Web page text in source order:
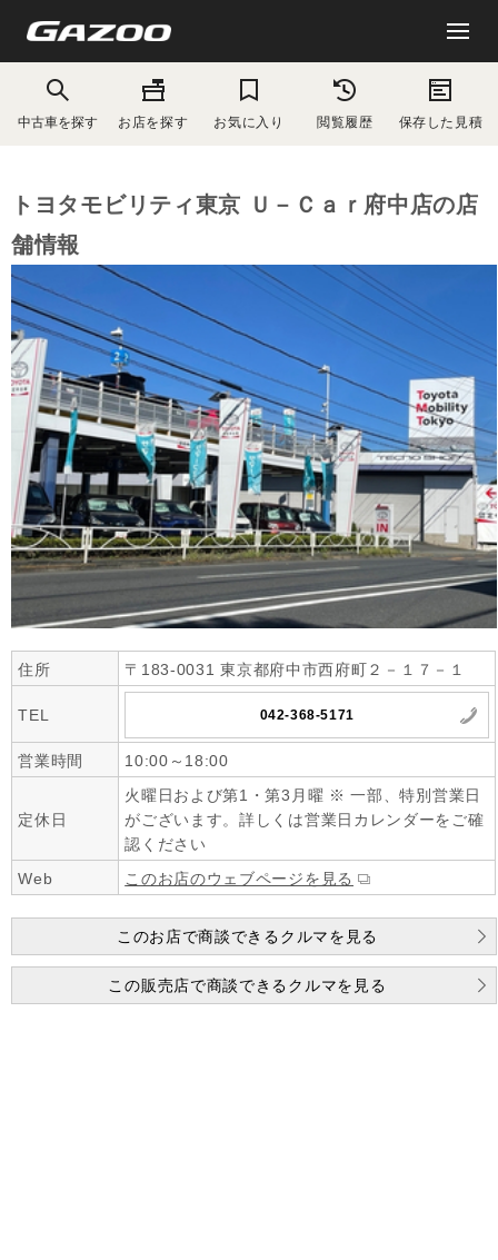
中古車を探す お店を探す お気に入り 閲覧履歴 保存した見積
トヨタモビリティ東京 Ｕ－Ｃａｒ府中店の店
舗情報
住所 〒183-0031 東京都府中市西府町２－１７－１
TEL 042-368-5171
営業時間 10:00～18:00
定休日
火曜日および第1・第3月曜 ※ 一部、特別営業日
がございます。詳しくは営業日カレンダーをご確
認ください
Web
このお店のウェブページを見る
このお店で商談できるクルマを見る
この販売店で商談できるクルマを見る